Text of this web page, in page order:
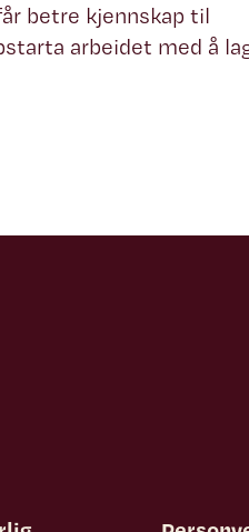
betre kjennskap til
arbeidet med å